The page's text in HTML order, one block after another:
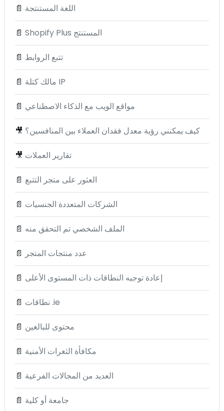
📄 اللغة المستنتجة
📄 Shopify Plus المستنتج
📄 تتبع الروابط
📄 مالك كتلة IP
📄 مواقع الويب مع الذكاء الاصطناعي
🎥 كيف يمكنني رؤية معدل فقدان العملاء بين المنافسين؟
🎥 تقارير العملات
📄 العثور على متجر التتبع
📄 الشركات المتعددة الجنسيات
📄 الملف الشخصي تم التحقق منه
📄 عدد منتجات المتجر
📄 إعادة توجيه النطاقات ذات المستوى الأعلى
📄 نطاقات .ie
📄 محتوى للبالغين
📄 مكافأة الثغرات الأمنية
📄 العديد من المجالات الفرعية
📄 جامعة أو كلية